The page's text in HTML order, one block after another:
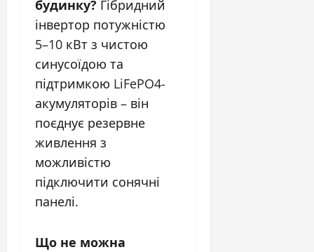
будинку? Гібридний
інвертор потужністю
5–10 кВт з чистою
синусоїдою та
підтримкою LiFePO4-
акумуляторів – він
поєднує резервне
живлення з
можливістю
підключити сонячні
панелі.
Що не можна